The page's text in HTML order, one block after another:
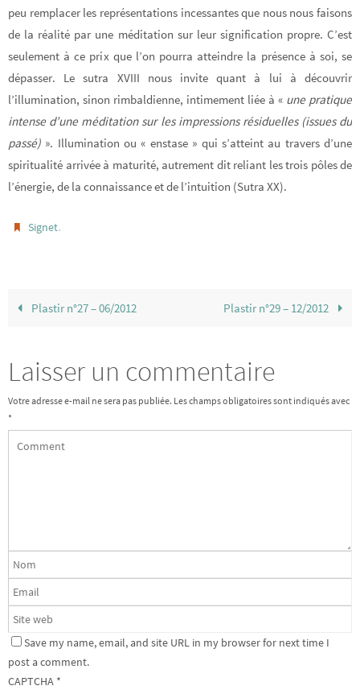
peu remplacer les représentations incessantes que nous nous faisons
de la réalité par une méditation sur leur signification propre. C’est
seulement à ce prix que l’on pourra atteindre la présence à soi, se
dépasser. Le sutra XVIII nous invite quant à lui à découvrir
l’illumination, sinon rimbaldienne, intimement liée à « une pratique
intense d’une méditation sur les impressions résiduelles (issues du
passé) ». Illumination ou « enstase » qui s’atteint au travers d’une
spiritualité arrivée à maturité, autrement dit reliant les trois pôles de
l’énergie, de la connaissance et de l’intuition (Sutra XX).
Signet.
Plastir n°27 – 06/2012 Plastir n°29 – 12/2012
Laisser un commentaire
Votre adresse e-mail ne sera pas publiée. Les champs obligatoires sont indiqués avec
*
Save my name, email, and site URL in my browser for next time I
post a comment.
CAPTCHA *